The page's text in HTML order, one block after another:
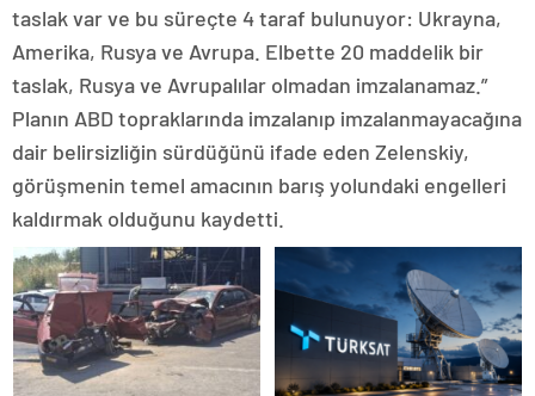
taslak var ve bu süreçte 4 taraf bulunuyor: Ukrayna,
Amerika, Rusya ve Avrupa. Elbette 20 maddelik bir
taslak, Rusya ve Avrupalılar olmadan imzalanamaz.”
Planın ABD topraklarında imzalanıp imzalanmayacağına
dair belirsizliğin sürdüğünü ifade eden Zelenskiy,
görüşmenin temel amacının barış yolundaki engelleri
kaldırmak olduğunu kaydetti.